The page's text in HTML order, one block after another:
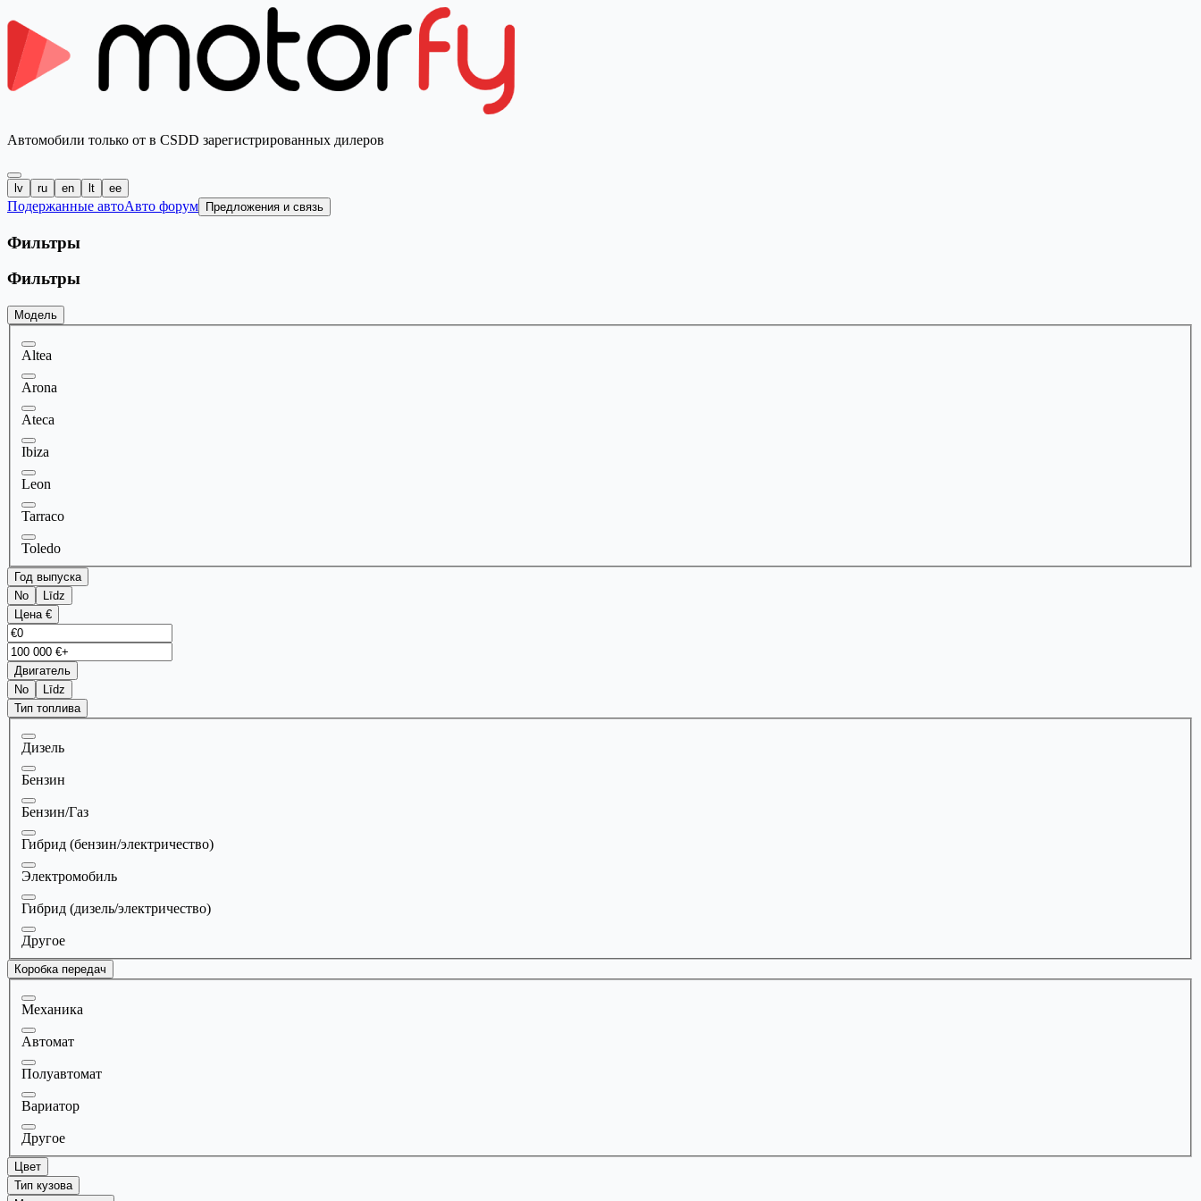
Автомобили только от в CSDD зарегистрированных дилеров
lv ru en lt ee
Подержанные автоАвто форум Предложения и связь
Фильтры
Фильтры
Модель
Altea
Arona
Ateca
Ibiza
Leon
Tarraco
Toledo
Год выпуска
No
Līdz
Цена €
Двигатель
No
Līdz
Тип топлива
Дизель
Бензин
Бензин/Газ
Гибрид (бензин/электричество)
Электромобиль
Гибрид (дизель/электричество)
Другое
Коробка передач
Механика
Автомат
Полуавтомат
Вариатор
Другое
Цвет
Тип кузова